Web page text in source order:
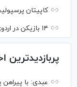
کاپیتان
۱۴ بازیکن در اردوی نهایی تیم ملی والیبال زیر ۱۷ سال ایران
پربازدیدترین
عبدی: با